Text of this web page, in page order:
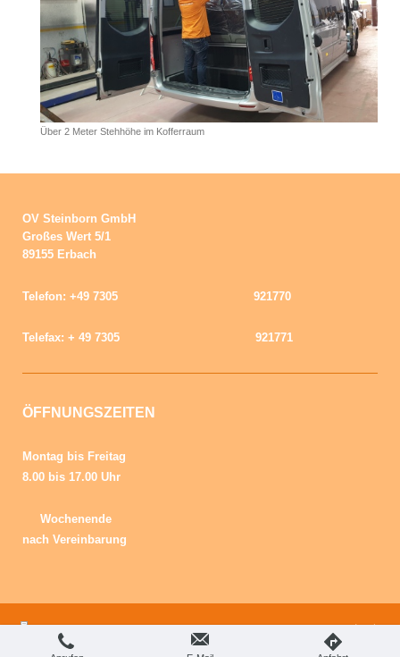
Über 2 Meter Stehhöhe im Kofferraum
OV Steinborn GmbH
Großes Wert 5/1
89155 Erbach
Telefon: +49 7305 921770
Telefax: + 49 7305 921771
ÖFFNUNGSZEITEN
Montag bis Freitag
8.00 bis 17.00 Uhr
Wochenende
nach Vereinbarung
Druckversion
Login
Webansicht